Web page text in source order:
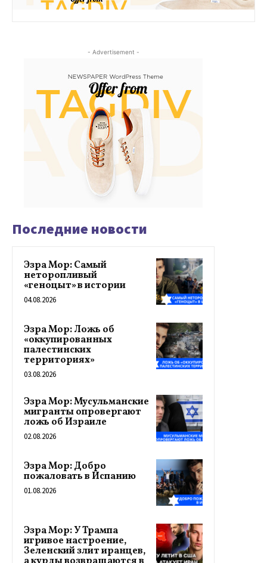
- Advertisement -
Последние новости
Эзра Мор: Самый
неторопливый
«геноцыт» в истории
04.08.2026
Эзра Мор: Ложь об
«оккупированных
палестинских
территориях»
03.08.2026
Эзра Мор: Мусульманские
мигранты опровергают
ложь об Израиле
02.08.2026
Эзра Мор: Добро
пожаловать в Испанию
01.08.2026
Эзра Мор: У Трампа
игривое настроение,
Зеленский злит иранцев,